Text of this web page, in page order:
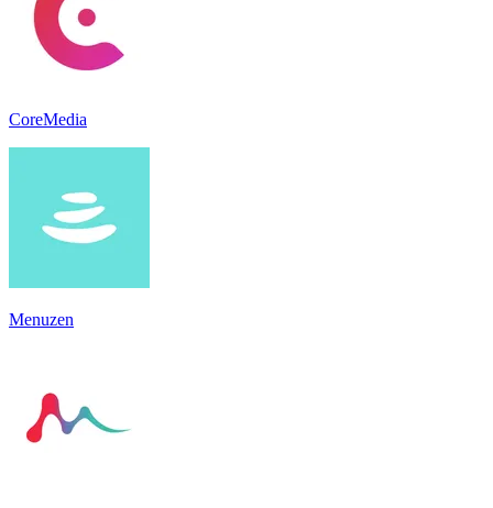
CoreMedia
Menuzen